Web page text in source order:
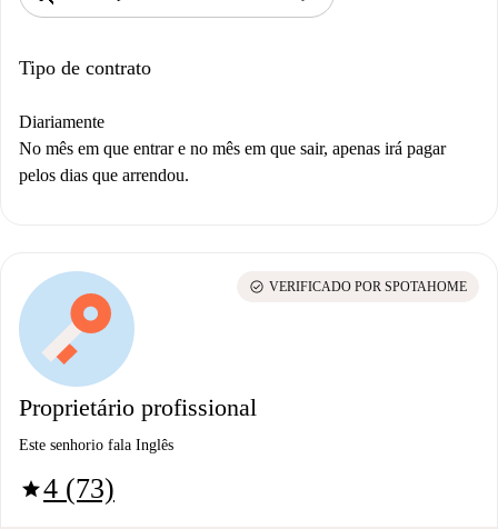
Tipo de contrato
Diariamente
No mês em que entrar e no mês em que sair, apenas irá pagar
pelos dias que arrendou.
Proprietário profissional
Este senhorio fala Inglês
star4 (73)
check_circle VERIFICADO POR SPOTAHOME